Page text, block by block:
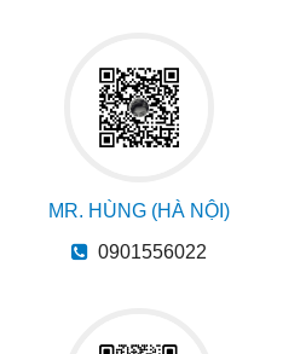
MR. HÙNG (HÀ NỘI)
0901556022